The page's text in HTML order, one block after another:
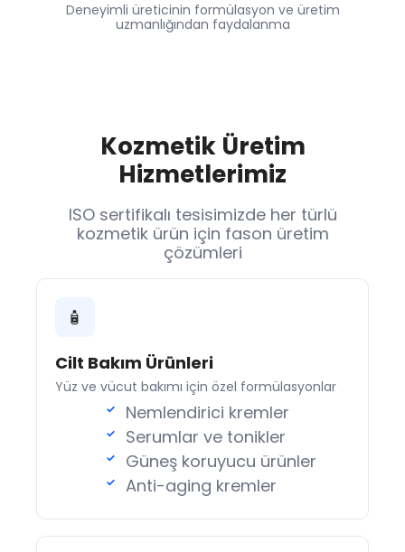
Deneyimli üreticinin formülasyon ve üretim
uzmanlığından faydalanma
Kozmetik Üretim
Hizmetlerimiz
ISO sertifikalı tesisimizde her türlü
kozmetik ürün için fason üretim
çözümleri
🧴
Cilt Bakım Ürünleri
Yüz ve vücut bakımı için özel formülasyonlar
Nemlendirici kremler
Serumlar ve tonikler
Güneş koruyucu ürünler
Anti-aging kremler